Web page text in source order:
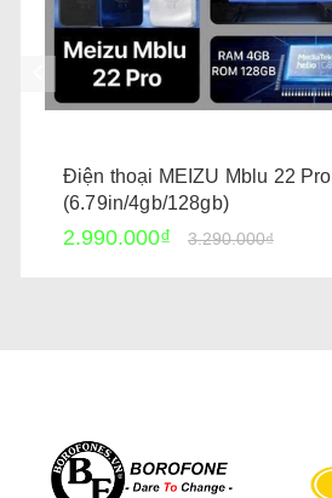
Điện thoại MEIZU Mblu 22 Pro
(6.79in/4gb/128gb)
2.990.000₫ 3.290.000₫